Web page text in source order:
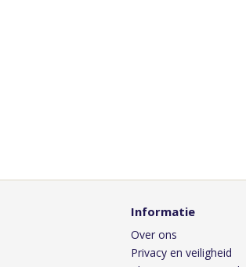
Informatie
Over ons
Privacy en veiligheid